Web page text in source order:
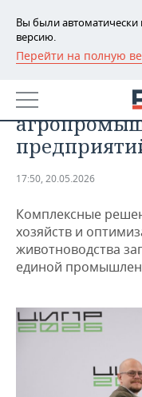
Вы были
версию.
Перейти на полную
РЕГИОНЫ
БАШКОРТОСТАН
ТАТАРСТАН
НОВОСТИ
АНАЛИТИКА
КОРОЛИ
ВУЗЫ ТАТАРСТАНА
КОМУ
ТОРГОВЫЕ ЦЕНТРЫ
ФИНАНСЫ
БАНКИ
БЮДЖЕТ
НОВОСТИ
МАШИНОСТРОЕНИЕ
НЕФТЕХИМИЯ
НЕДВИЖИМОСТЬ
НОВОСТИ
АВТО
НОВОСТИ АВТО
БИЗНЕС
РОЗНИЧНАЯ
НОВОСТИ
МЕРОПРИЯТИЯ
«Цифровую
17:50, 20.05.2026
Комплексные
хозяйств и
животноводства
единой